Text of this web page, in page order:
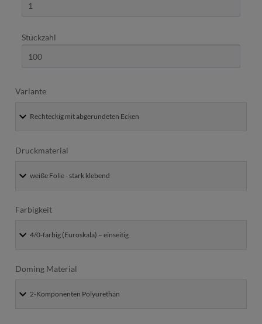
Stückzahl
Variante
Druckmaterial
Farbigkeit
Doming Material